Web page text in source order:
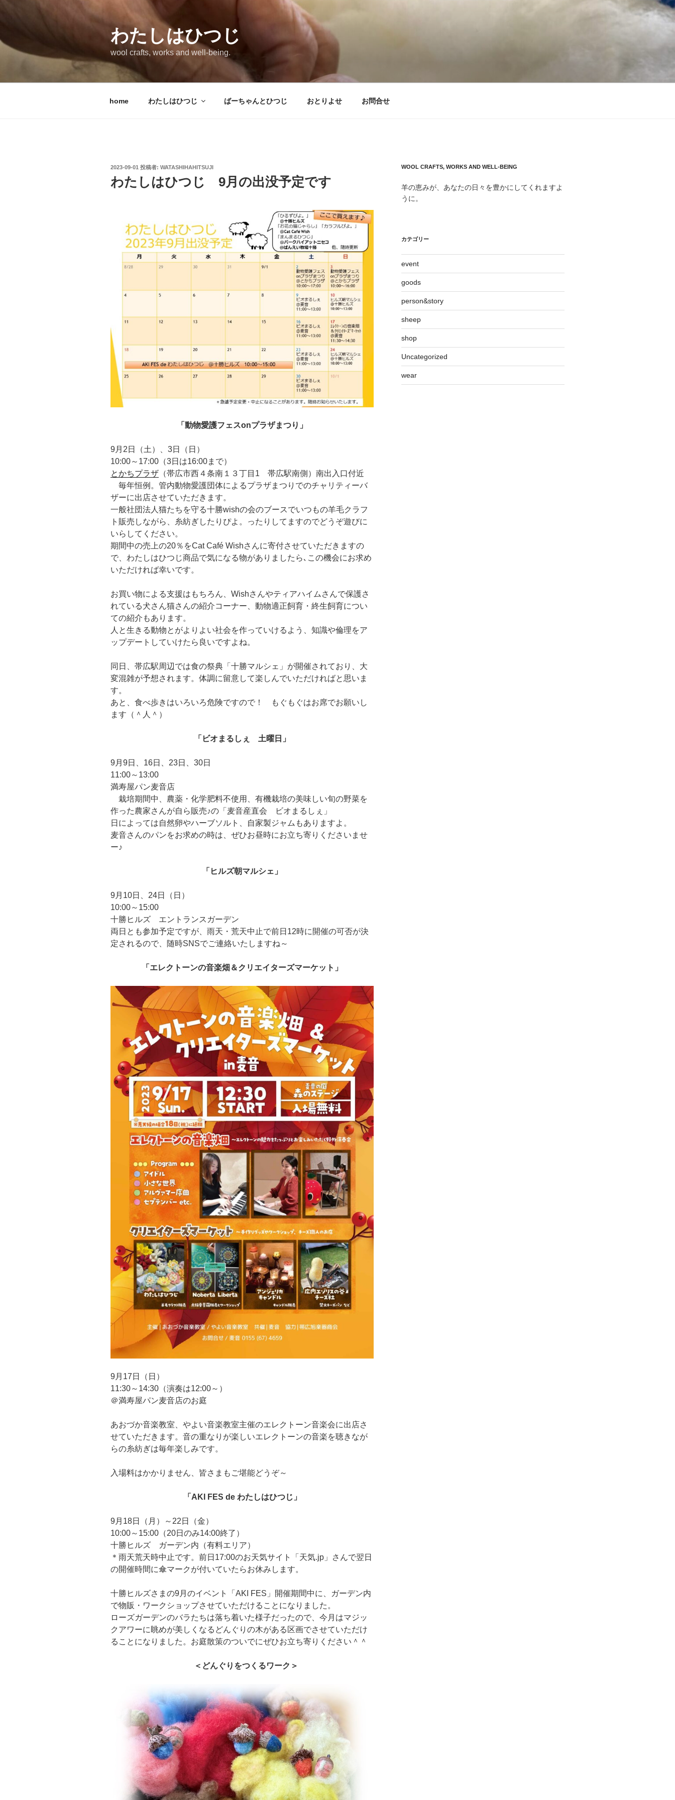
ン
わたしはひつじ
wool crafts, works and well-being.
home わたしはひつじ ばーちゃんとひつじ おとりよせ お問合せ
投
稿
日:
2023-09-01 投稿者: WATASHIHAHITSUJI
わたしはひつじ 9月の出没予定です
「動物愛護フェスonプラザまつり」
9月2日（土）、3日（日）
10:00～17:00（3日は16:00まで）
とかちプラザ （帯広市西４条南１３丁目1 帯広駅南側）南出入口付近
毎年恒例。管内動物愛護団体によるプラザまつりでのチャリティーバ
ザーに出店させていただきます。
一般社団法人猫たちを守る十勝wishの会のブースでいつもの羊毛クラフ
ト販売しながら、糸紡ぎしたりぴよ。ったりしてますのでどうぞ遊びに
いらしてください。
期間中の売上の20％をCat Café Wishさんに寄付させていただきますの
で、わたしはひつじ商品で気になる物がありましたら､この機会にお求め
いただければ幸いです。
お買い物による支援はもちろん、Wishさんやティアハイムさんで保護さ
れている犬さん猫さんの紹介コーナー、動物適正飼育・終生飼育につい
ての紹介もあります。
人と生きる動物とがよりよい社会を作っていけるよう、知識や倫理をア
ップデートしていけたら良いですよね。
同日、帯広駅周辺では食の祭典「十勝マルシェ」が開催されており、大
変混雑が予想されます。体調に留意して楽しんでいただければと思いま
す。
あと、食べ歩きはいろいろ危険ですので！ もぐもぐはお席でお願いし
ます（＾人＾）
「ビオまるしぇ 土曜日」
9月9日、16日、23日、30日
11:00～13:00
満寿屋パン麦音店
栽培期間中、農薬・化学肥料不使用、有機栽培の美味しい旬の野菜を
作った農家さんが自ら販売♪の「麦音産直会 ビオまるしぇ」
日によっては自然卵やハーブソルト、自家製ジャムもありますよ。
麦音さんのパンをお求めの時は、ぜひお昼時にお立ち寄りくださいませ
ー♪
「ヒルズ朝マルシェ」
9月10日、24日（日）
10:00～15:00
十勝ヒルズ エントランスガーデン
両日とも参加予定ですが、雨天・荒天中止で前日12時に開催の可否が決
定されるので、随時SNSでご連絡いたしますね～
「エレクトーンの音楽畑＆クリエイターズマーケット」
9月17日（日）
11:30～14:30（演奏は12:00～）
＠満寿屋パン麦音店のお庭
あおづか音楽教室、やよい音楽教室主催のエレクトーン音楽会に出店さ
せていただきます。音の重なりが楽しいエレクトーンの音楽を聴きなが
らの糸紡ぎは毎年楽しみです。
入場料はかかりません、皆さまもご堪能どうぞ～
「AKI FES de わたしはひつじ」
9月18日（月）～22日（金）
10:00～15:00（20日のみ14:00終了）
十勝ヒルズ ガーデン内（有料エリア）
＊雨天荒天時中止です。前日17:00のお天気サイト「天気.jp」さんで翌日
の開催時間に傘マークが付いていたらお休みします。
十勝ヒルズさまの9月のイベント「AKI FES」開催期間中に、ガーデン内
で物販・ワークショップさせていただけることになりました。
ローズガーデンのバラたちは落ち着いた様子だったので、今月はマジッ
クアワーに眺めが美しくなるどんぐりの木がある区画でさせていただけ
ることになりました。お庭散策のついでにぜひお立ち寄りください＾＾
＜どんぐりをつくるワーク＞
WOOL CRAFTS, WORKS AND WELL-BEING
羊の恵みが、あなたの日々を豊かにしてくれますよ
うに。
カテゴリー
event
goods
person&story
sheep
shop
Uncategorized
wear